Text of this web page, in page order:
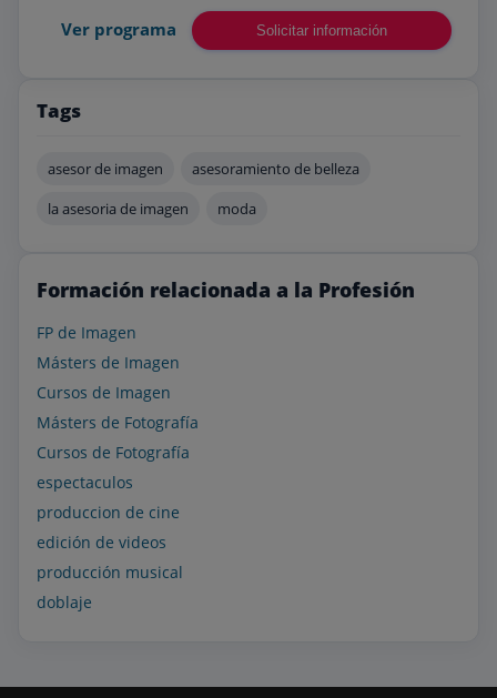
Ver programa Solicitar información
Tags
asesor de imagen
asesoramiento de belleza
la asesoria de imagen
moda
Formación relacionada a la Profesión
FP de Imagen
Másters de Imagen
Cursos de Imagen
Másters de Fotografía
Cursos de Fotografía
espectaculos
produccion de cine
edición de videos
producción musical
doblaje